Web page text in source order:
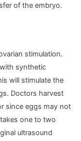
of the embryo.
stimulation.
synthetic
will stimulate the
Doctors harvest
since eggs may not
one to two
ultrasound